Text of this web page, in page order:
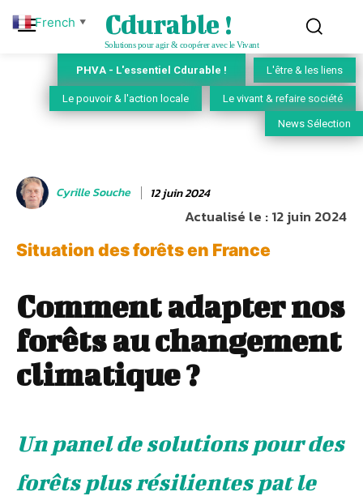
Cdurable !
Solutions pour agir & coopérer avec le Vivant
PHVA - L'essentiel Cdurable ! L'être & les liens
Le pouvoir & l'action locale Le vivant & refaire société
News Sélection
Cyrille Souche 12 juin 2024
Actualisé le :12 juin 2024
Situation des forêts en France
Comment adapter nos
forêts au changement
climatique ?
Un panel de solutions pour des
forêts plus résilientes pat le
French ▼